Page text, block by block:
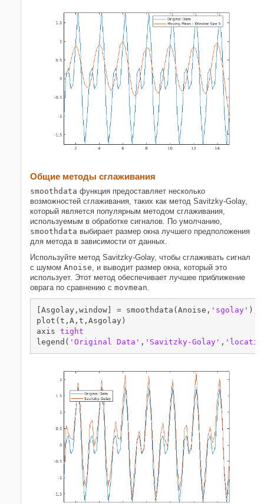
Общие методы сглаживания
smoothdata функция предоставляет несколько
возможностей сглаживания, таких как метод Savitzky-Golay,
который является популярным методом сглаживания,
используемым в обработке сигналов. По умолчанию,
smoothdata выбирает размер окна лучшего предположения
для метода в зависимости от данных.
Используйте метод Savitzky-Golay, чтобы сглаживать сигнал
с шумом Anoise , и выводит размер окна, который это
использует. Этот метод обеспечивает лучшее приближение
оврага по сравнению с movmean
[Asgolay,window] = smoothdata(Anoise, 'sgolay' );
plot(t,A,t,Asgolay)
axis tight
legend( 'Original Data' , 'Savitzky-Golay' ,